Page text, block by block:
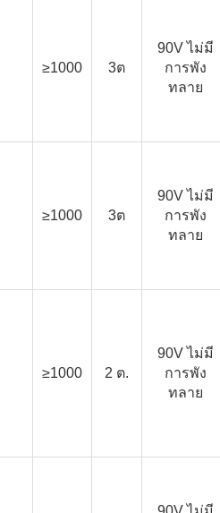
≥1000 3ต
90V ไม่มี
การพัง
ทลาย
≥1000 3ต
90V ไม่มี
การพัง
ทลาย
≥1000 2 ต.
90V ไม่มี
การพัง
ทลาย